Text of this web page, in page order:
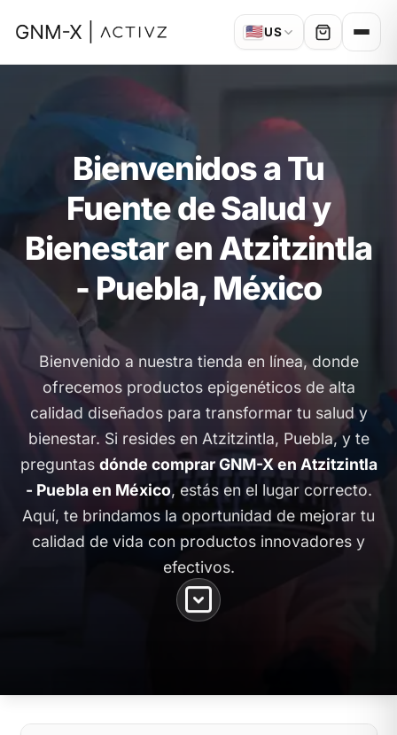
🇺🇸US
Bienvenidos a Tu
Fuente de Salud y
Bienestar en Atzitzintla
- Puebla, México
Bienvenido a nuestra tienda en línea, donde
ofrecemos productos epigenéticos de alta
calidad diseñados para transformar tu salud y
bienestar. Si resides en Atzitzintla, Puebla, y te
preguntas dónde comprar GNM-X en Atzitzintla
- Puebla en México, estás en el lugar correcto.
Aquí, te brindamos la oportunidad de mejorar tu
calidad de vida con productos innovadores y
efectivos.